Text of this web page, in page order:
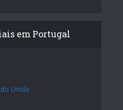
em Portugal
Unido